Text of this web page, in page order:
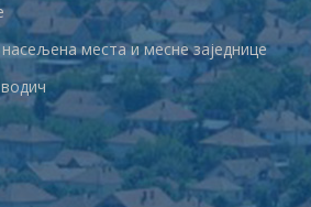
места и месне заједнице